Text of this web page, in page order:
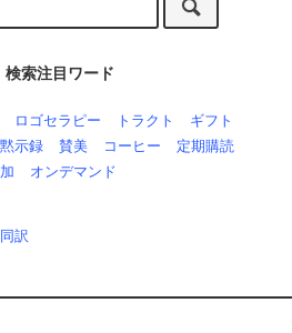
検索注目ワード
ロゴセラピー トラクト
ギフト
黙示録 賛美 コーヒー
定期購読
オンデマンド
訳